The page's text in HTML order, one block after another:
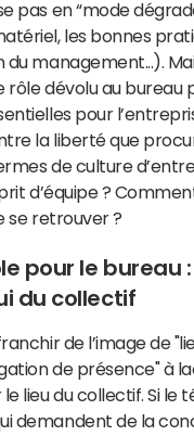
pas en “mode
les bonnes
du management...).
rôle dévolu au bureau
pour
la liberté que
de culture
d’équipe ?
se retrouver ?
pour le bureau
du collectif
de l’image de
de présence" à
lieu du collectif. Si le
demandent de la